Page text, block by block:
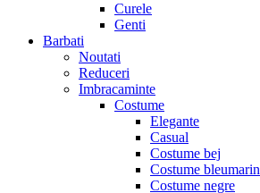
Curele
Genti
Barbati
Noutati
Reduceri
Imbracaminte
Costume
Elegante
Casual
Costume bej
Costume bleumarin
Costume negre